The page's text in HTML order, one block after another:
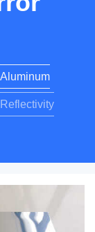
Aluminum